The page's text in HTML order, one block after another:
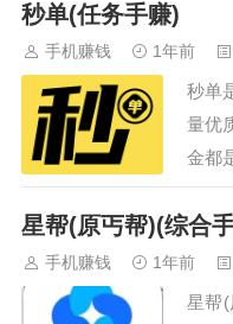
册、
体验
秒单(任务手赚)
手机赚钱 1年前
秒单
量优
金都
随时
台，
奖励
星帮(原丐帮)(综合
手机赚钱 1年前
星帮